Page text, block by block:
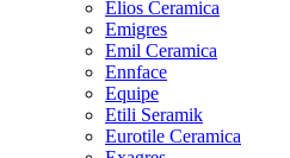
Elios Ceramica
Emigres
Emil Ceramica
Ennface
Equipe
Etili Seramik
Eurotile Ceramica